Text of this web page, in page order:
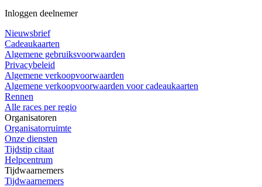
Inloggen deelnemer
Nieuwsbrief
Cadeaukaarten
Algemene gebruiksvoorwaarden
Privacybeleid
Algemene verkoopvoorwaarden
Algemene verkoopvoorwaarden voor cadeaukaarten
Rennen
Alle races per regio
Organisatoren
Organisatorruimte
Onze diensten
Tijdstip citaat
Helpcentrum
Tijdwaarnemers
Tijdwaarnemers